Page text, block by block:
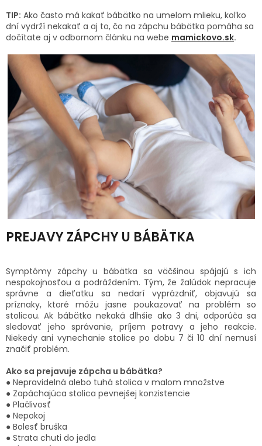
TIP: Ako často má kakať bábätko na umelom mlieku, koľko
dní vydrží nekakať a aj to, čo na zápchu bábätka pomáha sa
dočítate aj v odbornom článku na webe mamickovo.sk.
PREJAVY ZÁPCHY U BÁBÄTKA
Symptómy zápchy u bábätka sa väčšinou spájajú s ich
nespokojnosťou a podráždením. Tým, že žalúdok nepracuje
správne a dieťatku sa nedarí vyprázdniť, objavujú sa
príznaky, ktoré môžu jasne poukazovať na problém so
stolicou. Ak bábätko nekaká dlhšie ako 3 dni, odporúča sa
sledovať jeho správanie, príjem potravy a jeho reakcie.
Niekedy ani vynechanie stolice po dobu 7 či 10 dní nemusí
značiť problém.
Ako sa prejavuje zápcha u bábätka?
● Nepravidelná alebo tuhá stolica v malom množstve
● Zapáchajúca stolica pevnejšej konzistencie
● Plačlivosť
● Nepokoj
● Bolesť bruška
● Strata chuti do jedla